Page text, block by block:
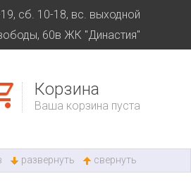
сб. 10-18, вс. выходной
60в ЖК "Династия"
Корзина
Ваша корзина пуста
развернуть свернуть